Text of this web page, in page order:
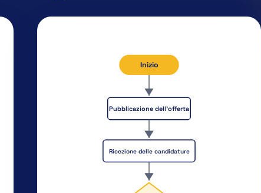
Inizio
Pubblicazione dell'offerta
Ricezione delle candidature